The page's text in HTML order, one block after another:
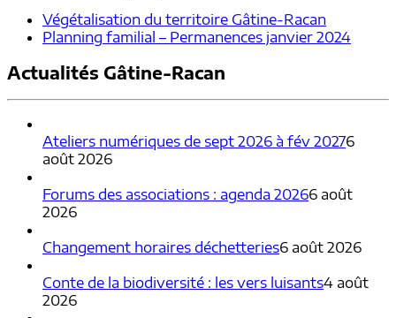
Végétalisation du territoire Gâtine-Racan
Planning familial – Permanences janvier 2024
Actualités Gâtine-Racan
Ateliers numériques de sept 2026 à fév 20276
août 2026
Forums des associations : agenda 20266 août
2026
Changement horaires déchetteries6 août 2026
Conte de la biodiversité : les vers luisants4 août
2026